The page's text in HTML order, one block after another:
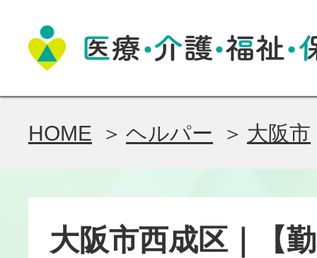
HOME ヘルパー 大阪市
大阪市西成区｜【